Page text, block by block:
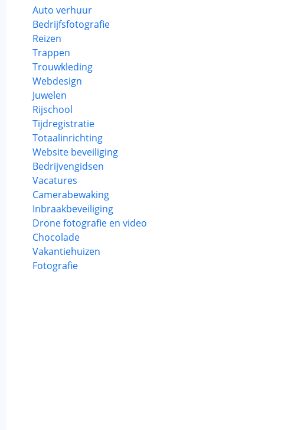
Auto verhuur
Bedrijfsfotografie
Reizen
Trappen
Trouwkleding
Webdesign
Juwelen
Rijschool
Tijdregistratie
Totaalinrichting
Website beveiliging
Bedrijvengidsen
Vacatures
Camerabewaking
Inbraakbeveiliging
Drone fotografie en video
Chocolade
Vakantiehuizen
Fotografie